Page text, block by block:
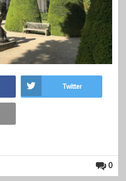
Twitter
0